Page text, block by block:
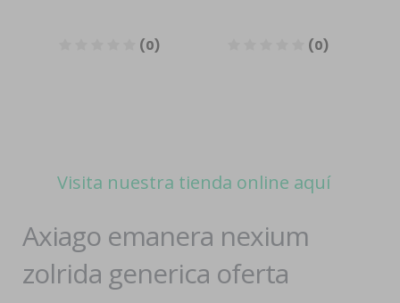
Visita nuestra tienda online aquí
Axiago emanera nexium
zolrida generica oferta